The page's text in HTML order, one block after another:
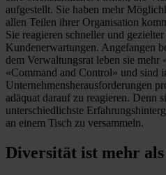
aufgestellt. Sie haben mehr
allen Teilen ihrer Organisation
Sie reagieren schneller und
Kundenerwartungen. Angefangen
dem Verwaltungsrat leben sie mehr
«Command and Control» und sind
Unternehmensherausforderungen
adäquat darauf zu reagieren. Denn
unterschiedlichste
an einem Tisch zu versammeln.
Diversität ist mehr